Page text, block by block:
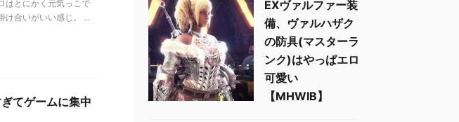
はとにかく元気っこで
け合いがいい感じ。 ...
てゲームに集中
EXヴァルファー装
備、ヴァルハザク
の防具(マスターラ
ンク)はやっぱエロ
可愛い
【MHWIB】